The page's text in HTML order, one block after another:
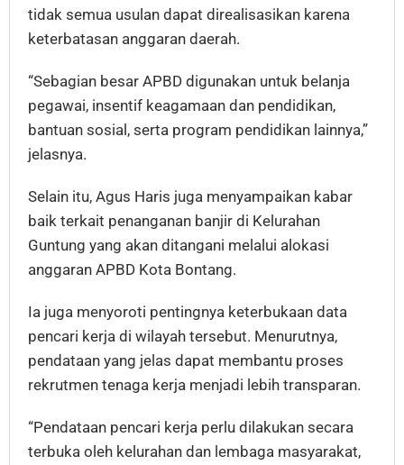
tidak semua usulan dapat direalisasikan karena
keterbatasan anggaran daerah.
“Sebagian besar APBD digunakan untuk belanja
pegawai, insentif keagamaan dan pendidikan,
bantuan sosial, serta program pendidikan lainnya,”
jelasnya.
Selain itu, Agus Haris juga menyampaikan kabar
baik terkait penanganan banjir di Kelurahan
Guntung yang akan ditangani melalui alokasi
anggaran APBD Kota Bontang.
Ia juga menyoroti pentingnya keterbukaan data
pencari kerja di wilayah tersebut. Menurutnya,
pendataan yang jelas dapat membantu proses
rekrutmen tenaga kerja menjadi lebih transparan.
“Pendataan pencari kerja perlu dilakukan secara
terbuka oleh kelurahan dan lembaga masyarakat,